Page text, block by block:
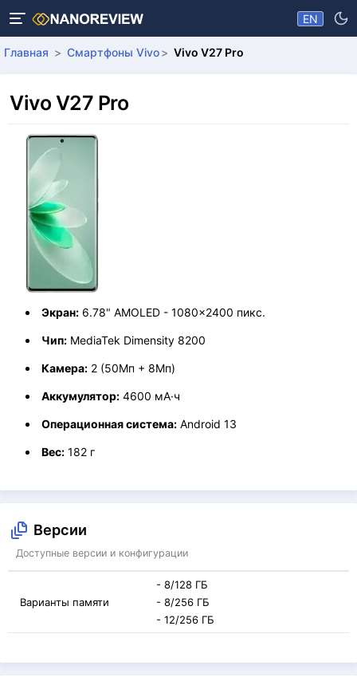
EN
Главная Смартфоны Vivo Vivo V27 Pro
Vivo V27 Pro
Экран: 6.78" AMOLED - 1080x2400 пикс.
Чип: MediaTek Dimensity 8200
Камера: 2 (50Мп + 8Мп)
Аккумулятор: 4600 мА·ч
Операционная система: Android 13
Вес: 182 г
Версии
Доступные версии и конфигурации
Варианты памяти
- 8/128 ГБ
- 8/256 ГБ
- 12/256 ГБ